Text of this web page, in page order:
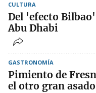
CULTURA
Del 'efecto
Abu Dhabi
GASTRONOMÍA
Pimiento de
el otro gran